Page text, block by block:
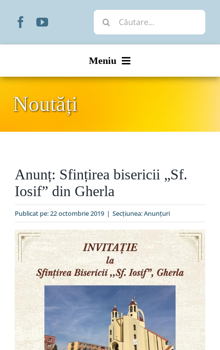
Cautare...
Meniu
Organizare
Liturgic
Special
Noutăți
Anunț: Sfințirea bisericii „Sf.
Iosif” din Gherla
Publicat pe: 22 octombrie 2019 | Secțiunea:Anunţuri